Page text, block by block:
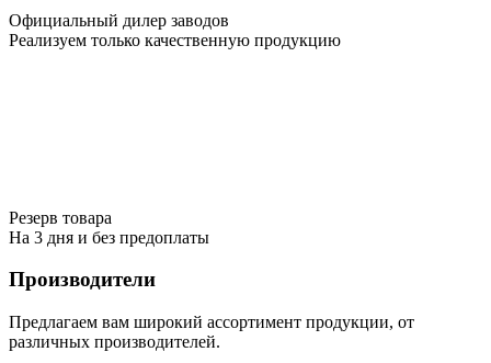
Официальный дилер заводов
Реализуем только качественную продукцию
Резерв товара
На 3 дня и без предоплаты
Производители
Предлагаем вам широкий ассортимент продукции, от
различных производителей.